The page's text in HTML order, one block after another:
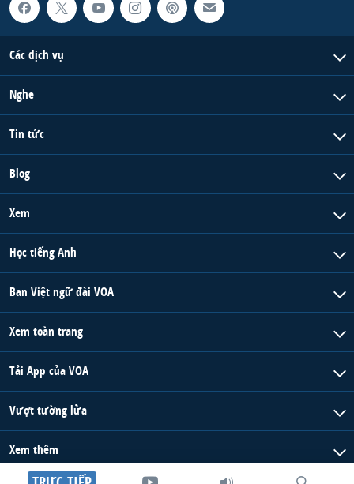
Các dịch vụ
Nghe
Tin tức
Blog
Xem
Học tiếng Anh
Ban Việt ngữ đài VOA
Xem toàn trang
Tải App của VOA
Vượt tường lửa
Xem thêm